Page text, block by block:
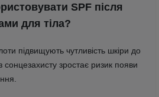
SPF після
для тіла?
підвищують чутливість шкіри до
сонцезахисту зростає ризик появи